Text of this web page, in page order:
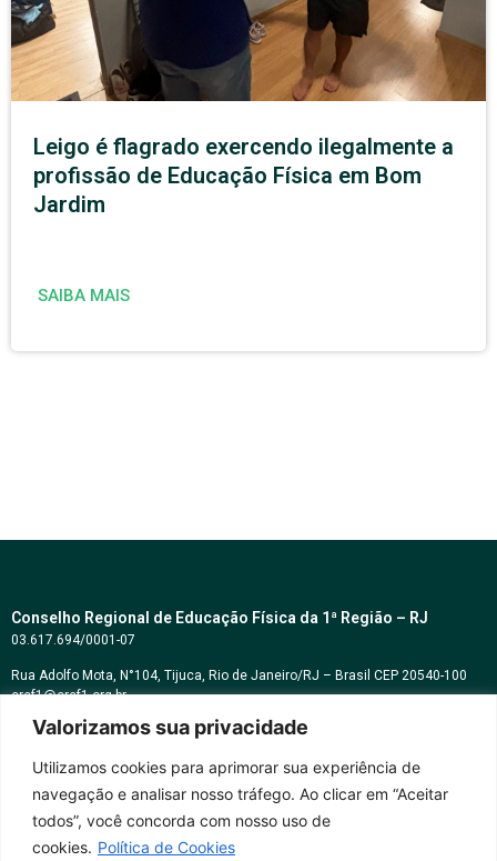
Valorizamos sua privacidade
Utilizamos cookies para aprimorar sua experiência de
navegação e analisar nosso tráfego. Ao clicar em “Aceitar
todos”, você concorda com nosso uso de
cookies. Política de Cookies
Leigo é flagrado exercendo ilegalmente a
profissão de Educação Física em Bom
Jardim
SAIBA MAIS
Conselho Regional de Educação Física da 1ª Região – RJ
03.617.694/0001-07
Rua Adolfo Mota, N°104, Tijuca, Rio de Janeiro/RJ – Brasil CEP 20540-100
cref1@cref1.org.br
Assessoria de comunicação:
Horários de atendimento:
Whatsapp: (21) 2569-2398